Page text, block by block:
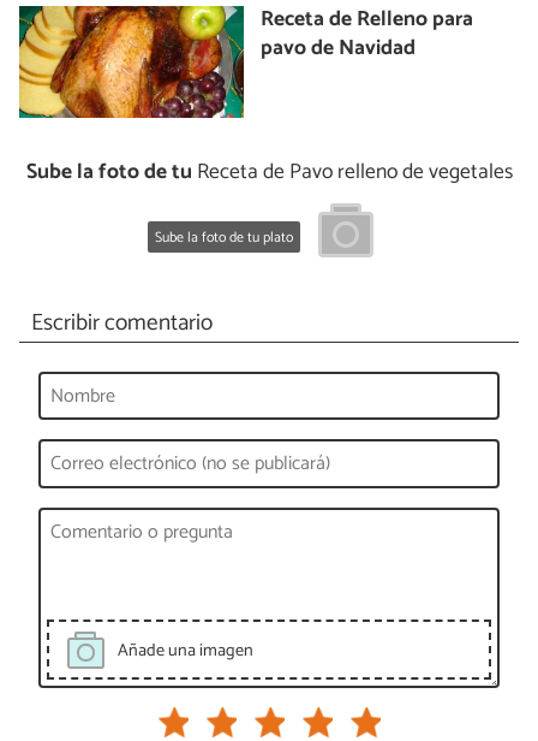
Receta de Relleno para
pavo de Navidad
Sube la foto de tu Receta de Pavo relleno de vegetales
Sube la foto de tu plato
Escribir comentario
Añade una imagen